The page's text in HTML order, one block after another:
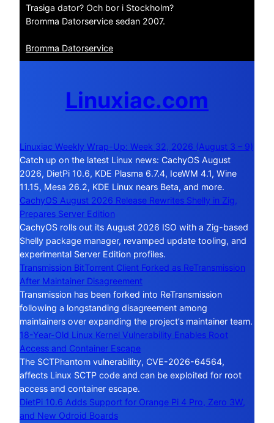
Trasiga dator? Och bor i Stockholm?
Bromma Datorservice sedan 2007.
Bromma Datorservice
Linuxiac.com
Linuxiac Weekly Wrap-Up: Week 32, 2026 (August 3 – 9)
Catch up on the latest Linux news: CachyOS August
2026, DietPi 10.6, KDE Plasma 6.7.4, IceWM 4.1, Wine
11.15, Mesa 26.2, KDE Linux nears Beta, and more.
CachyOS August 2026 Release Rewrites Shelly in Zig,
Prepares Server Edition
CachyOS rolls out its August 2026 ISO with a Zig-based
Shelly package manager, revamped update tooling, and
experimental Server Edition profiles.
Transmission BitTorrent Client Forked as ReTransmission
After Maintainer Disagreement
Transmission has been forked into ReTransmission
following a longstanding disagreement among
maintainers over expanding the project’s maintainer team.
18-Year-Old Linux Kernel Vulnerability Enables Root
Access and Container Escape
The SCTPhantom vulnerability, CVE-2026-64564,
affects Linux SCTP code and can be exploited for root
access and container escape.
DietPi 10.6 Adds Support for Orange Pi 4 Pro, Zero 3W,
and New Odroid Boards